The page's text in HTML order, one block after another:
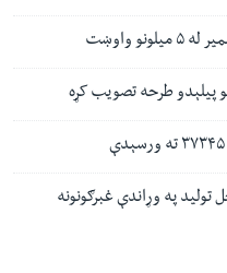
واوښت
پیلېدو طرحه تصویب کړه
په وړاندې غبرګونونه